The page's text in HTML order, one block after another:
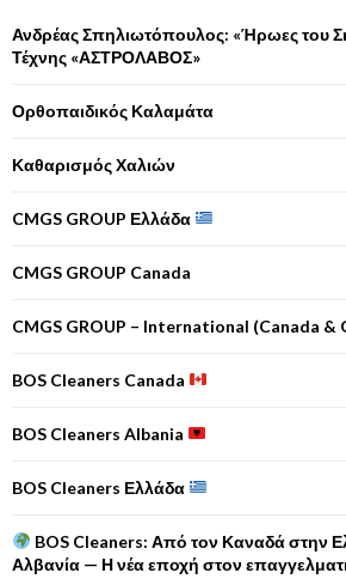
Ανδρέας Σπηλιωτόπουλος: «Ήρωες του
Τέχνης «ΑΣΤΡΟΛΑΒΟΣ»
Ορθοπαιδικός Καλαμάτα
Καθαρισμός Χαλιών
CMGS GROUP Ελλάδα
CMGS GROUP Canada
CMGS GROUP – International (Canada &
BOS Cleaners Canada
BOS Cleaners Albania
BOS Cleaners Ελλάδα
BOS Cleaners: Από τον Καναδά στην
Αλβανία — Η νέα εποχή στον